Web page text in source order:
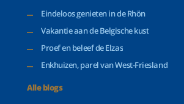
Eindeloos genieten in de Rhön
Vakantie aan de Belgische kust
Proef en beleef de Elzas
Enkhuizen, parel van West-Friesland
Alle blogs